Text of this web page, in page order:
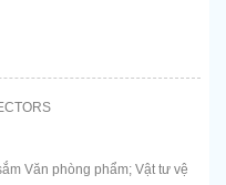
Văn phòng phẩm; Vật tư vệ